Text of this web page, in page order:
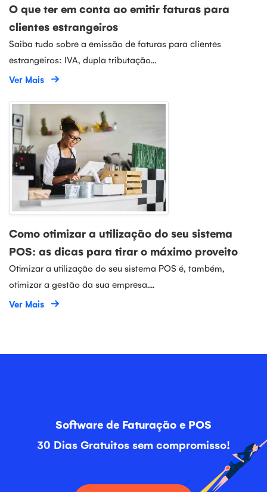
O que ter em conta ao emitir faturas para
clientes estrangeiros
Saiba tudo sobre a emissão de faturas para clientes
estrangeiros: IVA, dupla tributação...
Ver Mais
Como otimizar a utilização do seu sistema
POS: as dicas para tirar o máximo proveito
Otimizar a utilização do seu sistema POS é, também,
otimizar a gestão da sua empresa....
Ver Mais
Software de Faturação e POS
30 Dias Gratuitos sem compromisso!